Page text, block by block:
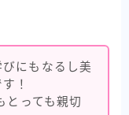
にもなるし美
！
とっても親切